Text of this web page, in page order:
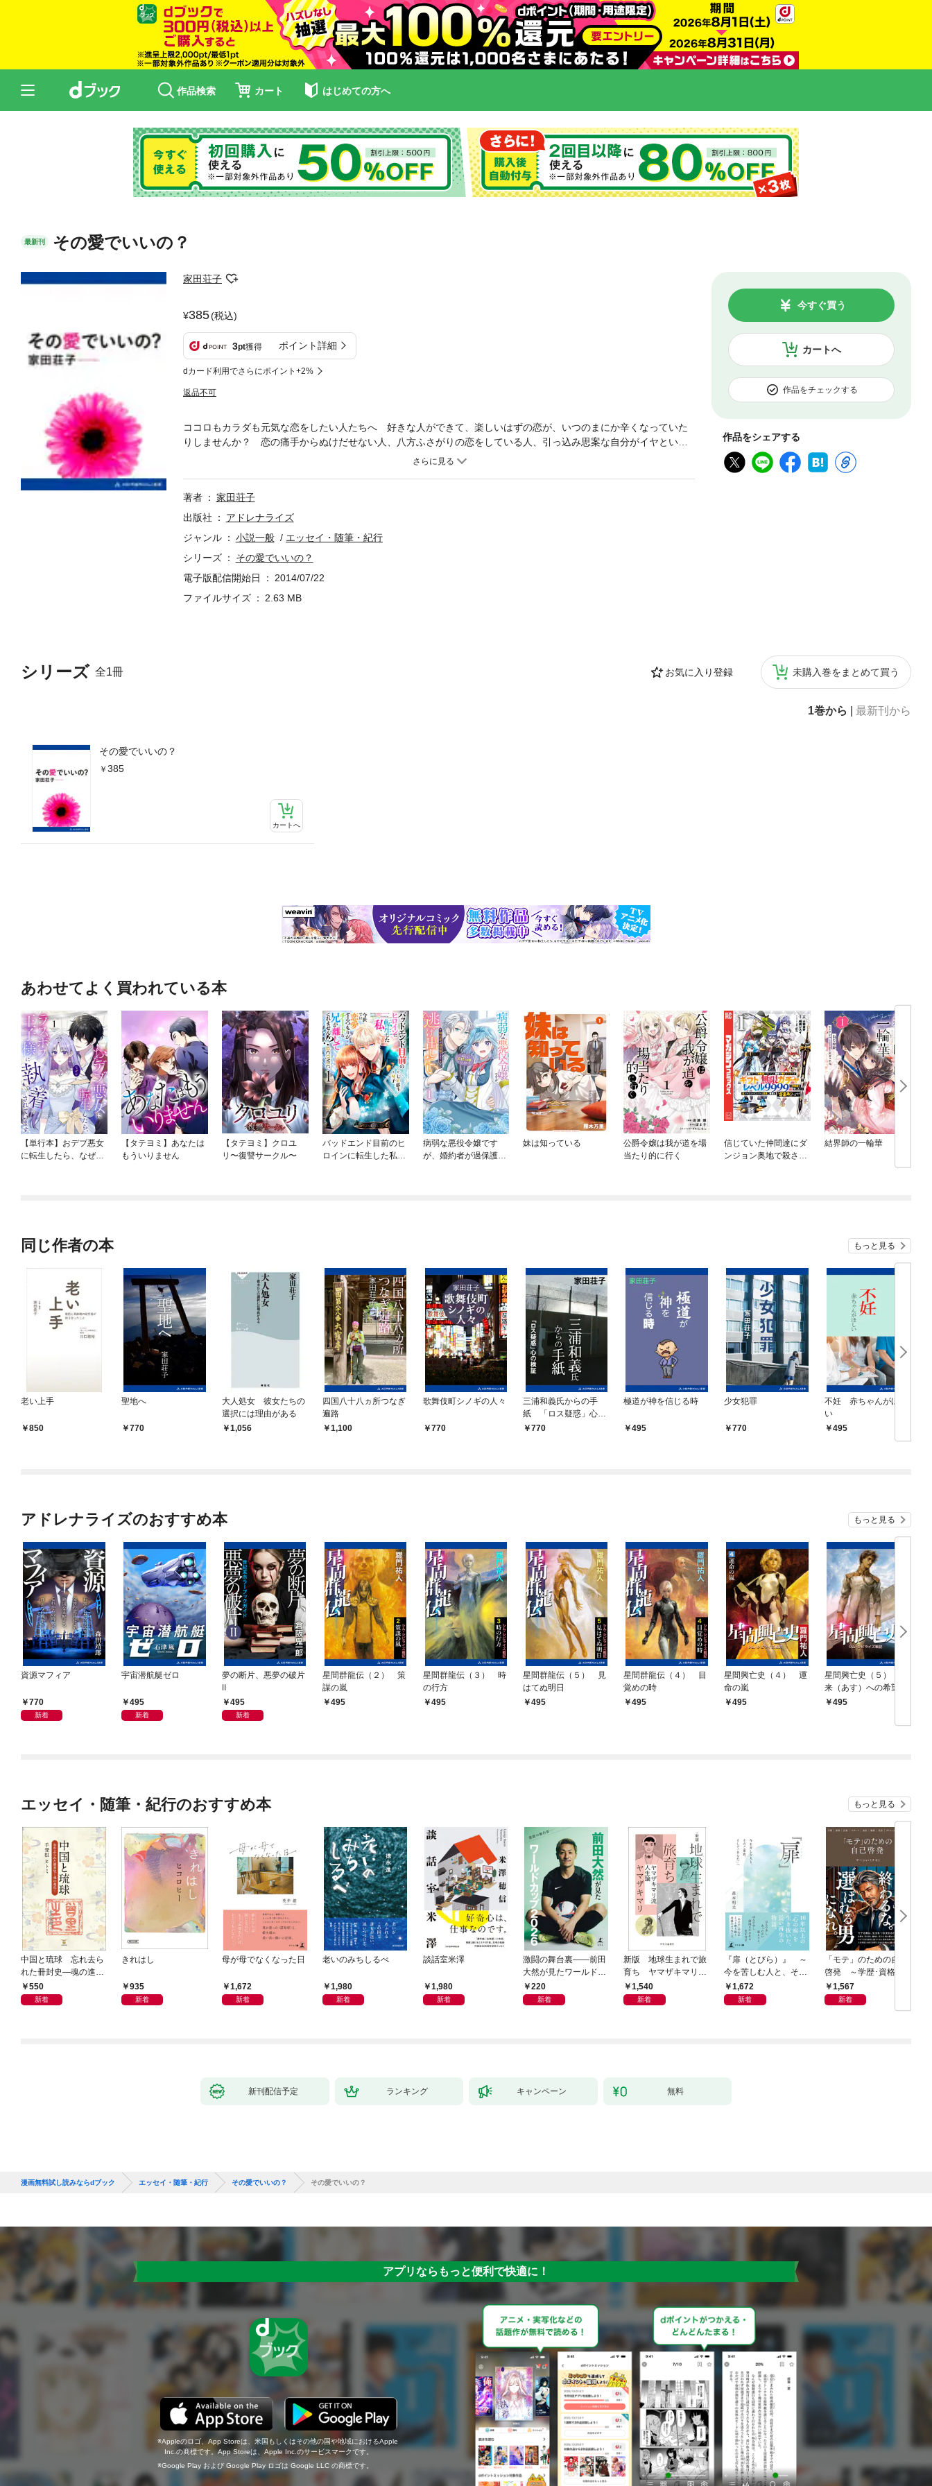
作品検索 カート はじめての方へ
最新刊 その愛でいいの？
家田荘子
385(税込)
3pt獲得 ポイント詳細
dカード利用でさらにポイント+2%
返品不可
カートへ
今すぐ買う
作品をチェックする
作品をシェアする
シリーズ 全1冊 お気に入り登録 未購入巻をまとめて買う
1巻から 最新刊から
その愛でいいの？
385
カートへ
ココロもカラダも元気な恋をしたい人たちへ 好きな人ができて、楽しいはずの恋が、いつのまにか辛くなっていた
りしませんか？ 恋の痛手からぬけだせない人、八方ふさがりの恋をしている人、引っ込み思案な自分がイヤという
人。揺れる心をもてあましているあなたへ。 さまざまな愛のかたちを取材し、みずからも、愛に迷い、恋を見失っ
著者
家田荘子
出版社
アドレナライズ
ジャンル
小説一般
エッセイ・随筆・紀行
シリーズ
その愛でいいの？
電子版配信開始日
2014/07/22
ファイルサイズ
2.63 MB
あわせてよく買われている本
【単行本】おデブ悪女
に転生したら、なぜか
【タテヨミ】あなたは
もういりません
【タテヨミ】クロユ
リ〜復讐サークル〜
バッドエンド目前のヒ
ロインに転生した私、
病弱な悪役令嬢です
が、婚約者が過保護す
妹は知っている
公爵令嬢は我が道を場
当たり的に行く
信じていた仲間達にダ
ンジョン奥地で殺され
結界師の一輪華
同じ作者の本 もっと見る
老い上手
850
聖地へ
770
大人処女 彼女たちの
選択には理由がある
1,056
四国八十八ヵ所つなぎ
遍路
1,100
歌舞伎町シノギの人々
770
三浦和義氏からの手
紙 「ロス疑惑」心の
検証770
極道が神を信じる時
495
少女犯罪
770
不妊 赤ちゃんがほし
い
495
アドレナライズのおすすめ本 もっと見る
資源マフィア
770
新着
宇宙潜航艇ゼロ
495
新着
夢の断片、悪夢の破片
Ⅱ
495
新着
星間群龍伝（２） 策
謀の嵐
495
星間群龍伝（３） 時
の行方
495
星間群龍伝（５） 見
はてぬ明日
495
星間群龍伝（４） 目
覚めの時
495
星間興亡史（４） 運
命の嵐
495
星間興亡史（５） 未
来（あす）への希望
495
エッセイ・随筆・紀行のおすすめ本 もっと見る
中国と琉球 忘れ去ら
れた冊封史―魂の進化
―550
新着
きれはし
935
新着
母が母でなくなった日
1,672
新着
老いのみちしるべ
1,980
新着
談話室米澤
1,980
新着
激闘の舞台裏――前田
大然が見たワールドカ
ップ2026
220
新着
新版 地球生まれで旅
育ち ヤマザキマリ流
人生論
1,540
新着
『扉（とびら）』 ～
今を苦しむ人と、その
ご家族、そして「あな
た」へ～
1,672
新着
「モテ」のための自己
啓発 ～学歴･資格･音
楽･スポーツ･身長･整
形･美容･ダイエット･
1,567
新着
新刊配信予定 ランキング キャンペーン 無料
漫画無料試し読みならdブック エッセイ・随筆・紀行 その愛でいいの？ その愛でいいの？
アプリならもっと便利で快適に！
Appleのロゴ、App Storeは、米国もしくはその他の国や地域におけるApple
Inc.の商標です。App Storeは、Apple Inc.のサービスマークです。
Google Play および Google Play ロゴは Google LLC の商標です。